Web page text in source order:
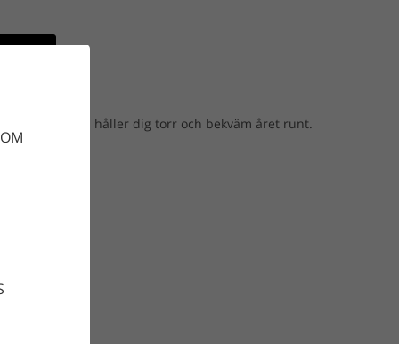
som håller dig torr och bekväm året runt.